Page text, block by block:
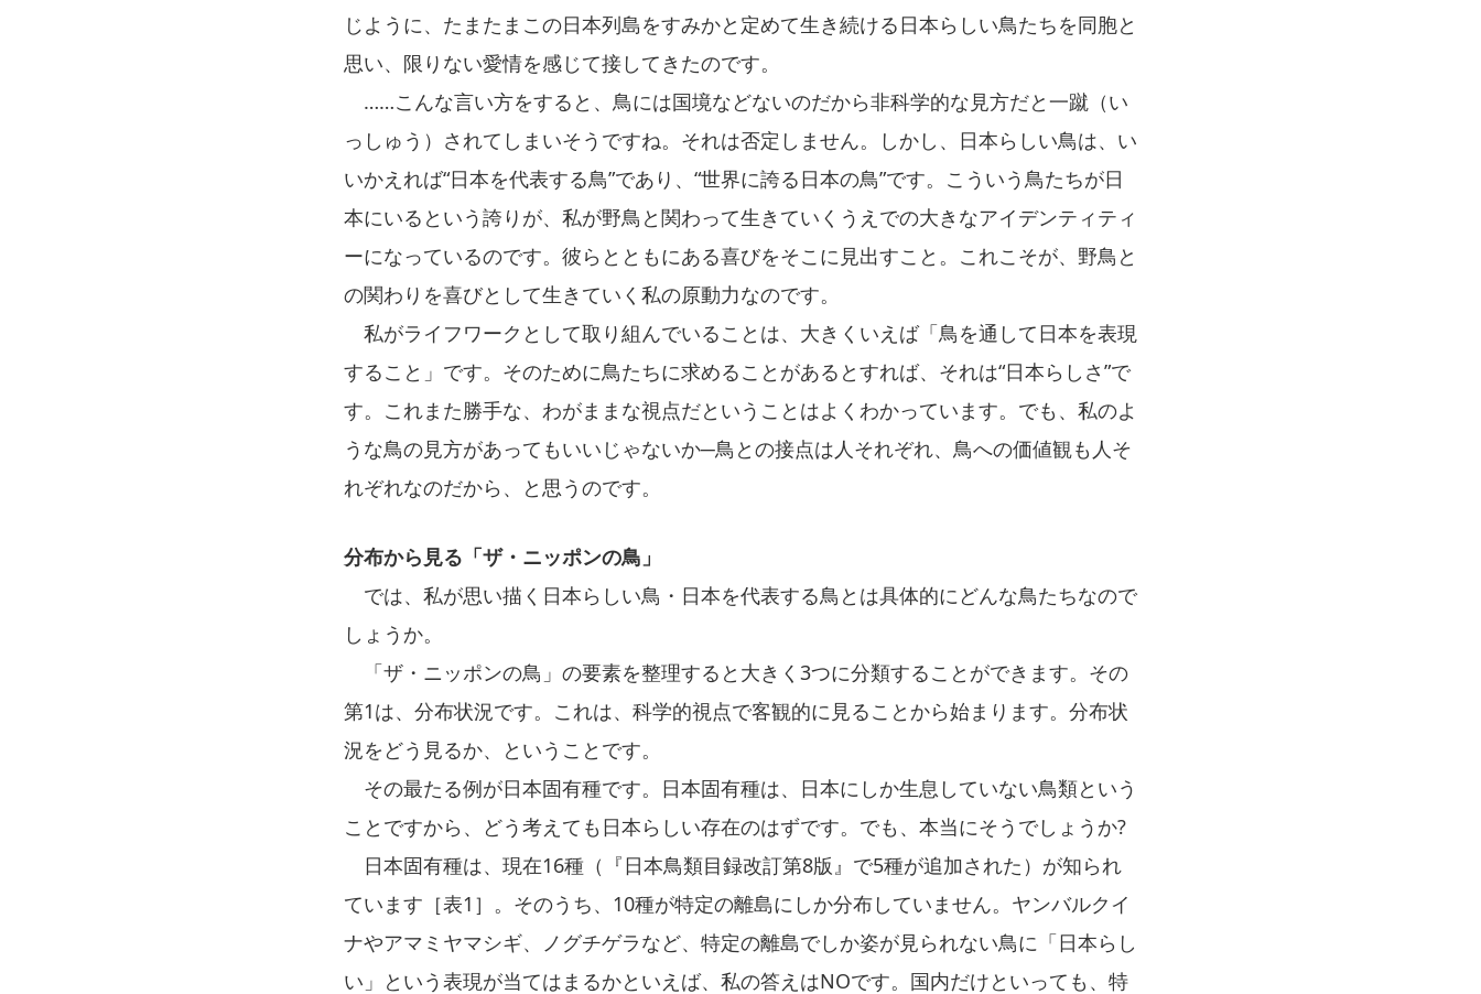
じように、たまたまこの日本列島をすみかと定めて生き続ける日本らしい鳥たちを同胞と
思い、限りない愛情を感じて接してきたのです。
……こんな言い方をすると、鳥には国境などないのだから非科学的な見方だと一蹴（い
っしゅう）されてしまいそうですね。それは否定しません。しかし、日本らしい鳥は、い
いかえれば“日本を代表する鳥”であり、“世界に誇る日本の鳥”です。こういう鳥たちが日
本にいるという誇りが、私が野鳥と関わって生きていくうえでの大きなアイデンティティ
ーになっているのです。彼らとともにある喜びをそこに見出すこと。これこそが、野鳥と
の関わりを喜びとして生きていく私の原動力なのです。
私がライフワークとして取り組んでいることは、大きくいえば「鳥を通して日本を表現
すること」です。そのために鳥たちに求めることがあるとすれば、それは“日本らしさ”で
す。これまた勝手な、わがままな視点だということはよくわかっています。でも、私のよ
うな鳥の見方があってもいいじゃないか─鳥との接点は人それぞれ、鳥への価値観も人そ
れぞれなのだから、と思うのです。
分布から見る「ザ・ニッポンの鳥」
では、私が思い描く日本らしい鳥・日本を代表する鳥とは具体的にどんな鳥たちなので
しょうか。
「ザ・ニッポンの鳥」の要素を整理すると大きく3つに分類することができます。その
第1は、分布状況です。これは、科学的視点で客観的に見ることから始まります。分布状
況をどう見るか、ということです。
その最たる例が日本固有種です。日本固有種は、日本にしか生息していない鳥類という
ことですから、どう考えても日本らしい存在のはずです。でも、本当にそうでしょうか?
日本固有種は、現在16種（『日本鳥類目録改訂第8版』で5種が追加された）が知られ
ています［表1］。そのうち、10種が特定の離島にしか分布していません。ヤンバルクイ
ナやアマミヤマシギ、ノグチゲラなど、特定の離島でしか姿が見られない鳥に「日本らし
い」という表現が当てはまるかといえば、私の答えはNOです。国内だけといっても、特